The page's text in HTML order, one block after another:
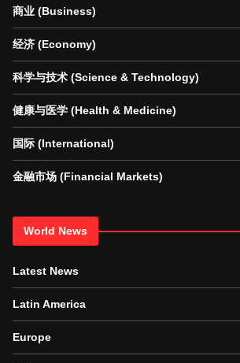
商业 (Business)
经济 (Economy)
科学与技术 (Science & Technology)
健康与医学 (Health & Medicine)
国际 (International)
金融市场 (Financial Markets)
World News
Latest News
Latin America
Europe